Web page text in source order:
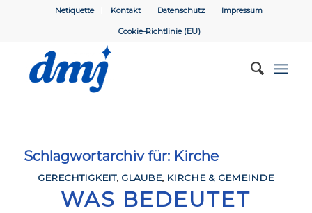
Netiquette Kontakt Datenschutz Impressum
Cookie-Richtlinie (EU)
Schlagwortarchiv für: Kirche
GERECHTIGKEIT, GLAUBE, KIRCHE & GEMEINDE
WAS BEDEUTET